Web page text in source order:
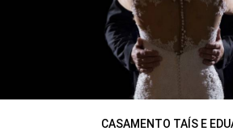
CASAMENTO TAÍS E